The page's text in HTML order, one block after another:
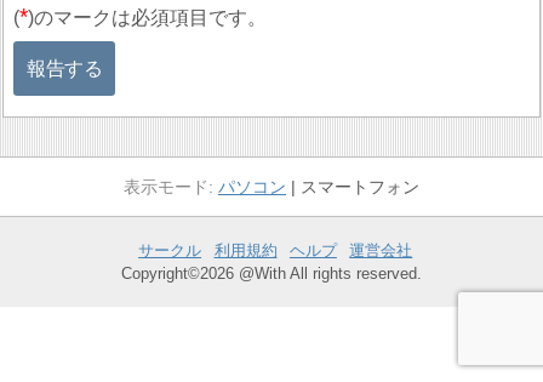
(*)のマークは必須項目です。
報告する
パソコン スマートフォン
サークル 利用規約 ヘルプ
運営会社
Copyright©2026 @With All rights reserved.